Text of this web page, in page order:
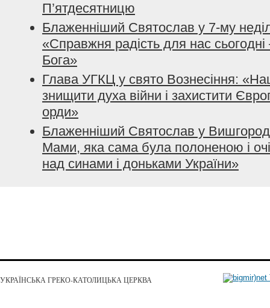
П’ятдесятницю
Блаженніший Святослав у 7-му
«Справжня радість для нас сьогодні
Бога»
Глава УГКЦ у свято Вознесіння:
знищити духа війни і захистити
орди»
Блаженніший Святослав у
Мами, яка сама була полоненою і очі
над синами і доньками України»
УКРАЇНСЬКА ГРЕКО-КАТОЛИЦЬКА ЦЕРКВА